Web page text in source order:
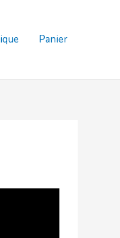
Panier